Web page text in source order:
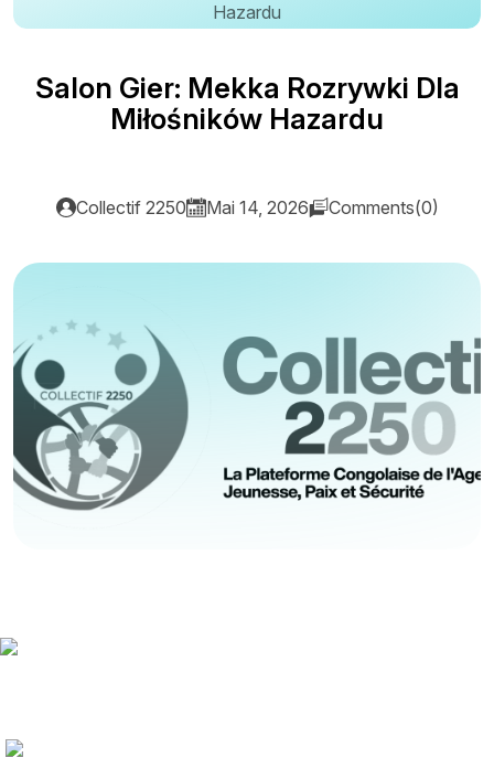
Hazardu
Salon Gier: Mekka Rozrywki Dla
Miłośników Hazardu
Collectif 2250 Mai 14, 2026 Comments(0)